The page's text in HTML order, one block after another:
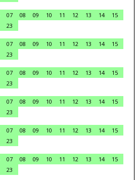
07 08 09 10 11 12 13 14
15
23
07 08 09 10 11 12 13 14
15
23
07 08 09 10 11 12 13 14
15
23
07 08 09 10 11 12 13 14
15
23
07 08 09 10 11 12 13 14
15
23
07 08 09 10 11 12 13 14
15
23